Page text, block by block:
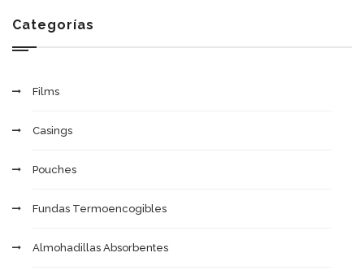
Categorías
Films
Casings
Pouches
Fundas Termoencogibles
Almohadillas Absorbentes